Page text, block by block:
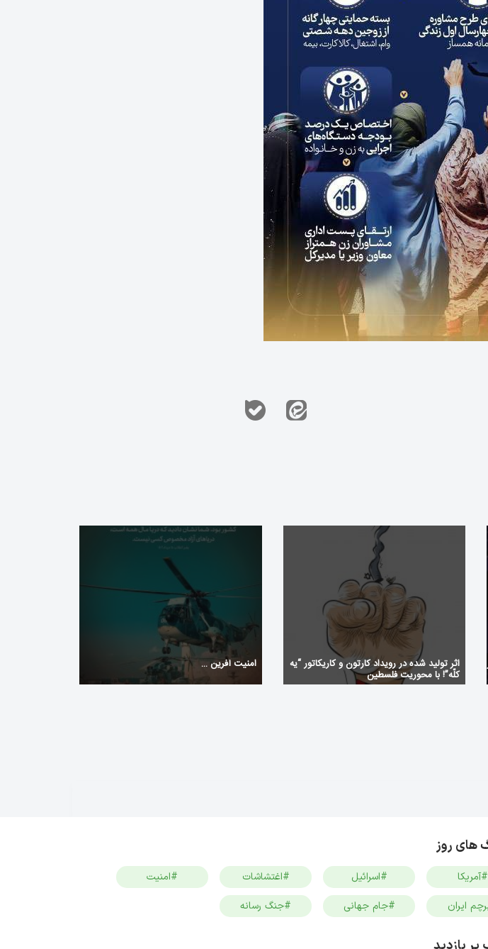
اثر تولید شده در رویداد کارتون و کاریکاتور “یه
کلّه”! با محوریت فلسطین ‌
امنیت آفرین …
های روز
#آمریکا #اسرائیل #اغتشاشات
#امنیت
ایران #جام جهانی #جنگ رسانه